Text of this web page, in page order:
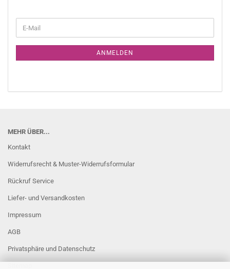
ZUR
E-
Mail
ANMELDEN
MEHR ÜBER...
Kontakt
Widerrufsrecht & Muster-Widerrufsformular
Rückruf Service
Liefer- und Versandkosten
Impressum
AGB
Privatsphäre und Datenschutz